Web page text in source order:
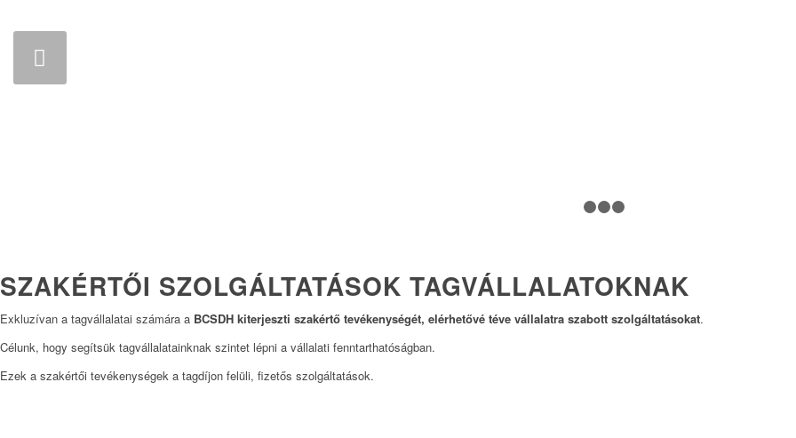
SZAKÉRTŐI SZOLGÁLTATÁSOK TAGVÁLLALATOKNAK
Exkluzívan a tagvállalatai számára a BCSDH kiterjeszti szakértő tevékenységét, elérhetővé téve vállalatra szabott szolgáltatásokat.
Célunk, hogy segítsük tagvállalatainknak szintet lépni a vállalati fenntarthatóságban.
Ezek a szakértői tevékenységek a tagdíjon felüli, fizetős szolgáltatások.